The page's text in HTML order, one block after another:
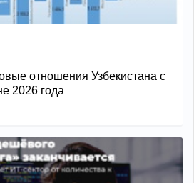
отношения Узбекистана с
2026 года